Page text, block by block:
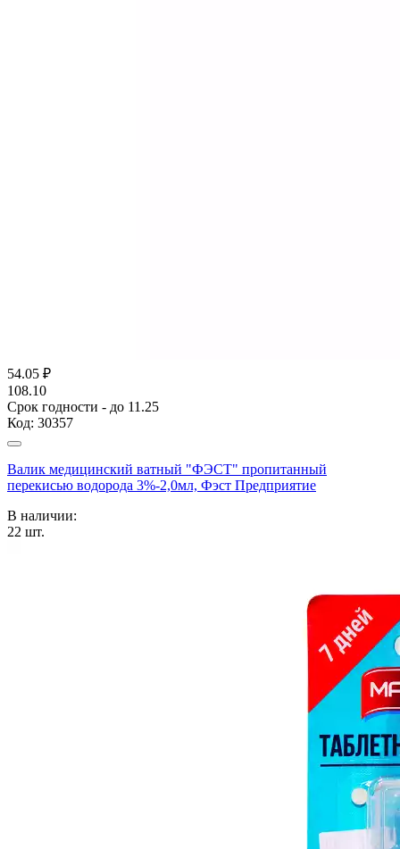
54.05 ₽
108.10
Срок годности - до 11.25
Код: 30357
Валик медицинский ватный "ФЭСТ" пропитанный
перекисью водорода 3%-2,0мл, Фэст Предприятие
В наличии:
22 шт.